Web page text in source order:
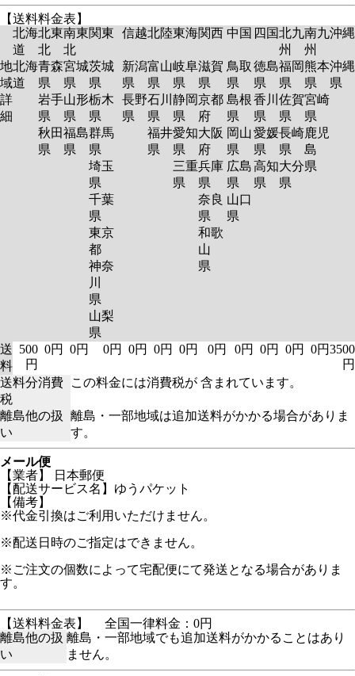
【送料料金表】
北海
道
北東
北
南東
北
関東 信越北陸東海関西 中国 四国北九
州
南九
州
沖縄
地
域
詳
細
北海
道
青森
県
岩手
県
秋田
県
宮城
県
山形
県
福島
県
茨城
県
栃木
県
群馬
県
埼玉
県
千葉
県
東京
都
神奈
川
県
山梨
県
新潟
県
長野
県
富山
県
石川
県
福井
県
岐阜
県
静岡
県
愛知
県
三重
県
滋賀
県
京都
府
大阪
府
兵庫
県
奈良
県
和歌
山
県
鳥取
県
島根
県
岡山
県
広島
県
山口
県
徳島
県
香川
県
愛媛
県
高知
県
福岡
県
佐賀
県
長崎
県
大分
県
熊本
県
宮崎
県
鹿児
島
県
沖縄
県
送
料
500
円
0円 0円 0円 0円 0円 0円 0円 0円 0円 0円 0円3500
円
送料分消費
税
この料金には消費税が 含まれています。
離島他の扱
い
離島・一部地域は追加送料がかかる場合がありま
す。
メール便
【業者】 日本郵便
【配送サービス名】ゆうパケット
【備考】
※代金引換はご利用いただけません。
※配送日時のご指定はできません。
※ご注文の個数によって宅配便にて発送となる場合がありま
す。
【送料料金表】
全国一律料金：0円
離島他の扱
い
離島・一部地域でも追加送料がかかることはあり
ません。